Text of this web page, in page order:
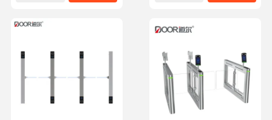
Halbhohes Drehkreuz